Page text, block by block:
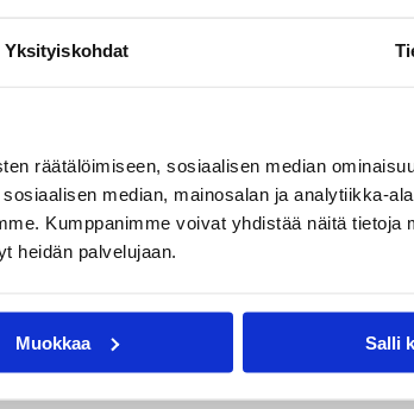
Yksityiskohdat
räätälöimiseen, sosiaalisen median
median, mainosalan ja analytiikka-
Kumppanimme voivat yhdistää näitä tietoja
heidän palvelujaan.
Muokkaa Salli